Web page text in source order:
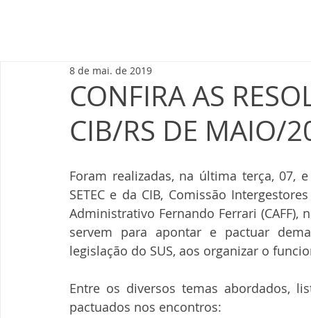
CONFIRA AS
CIB/RS DE MAIO/
8 de mai. de 2019
Foram realizadas, na última terça, 07,
SETEC e da CIB, Comissão
Administrativo Fernando Ferrari
servem para apontar e pactuar
legislação do SUS, aos organizar o
Entre os diversos temas abordados,
pactuados nos encontros: